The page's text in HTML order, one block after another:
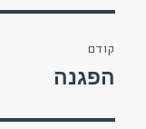
קודם
הפוסט
הפגנה